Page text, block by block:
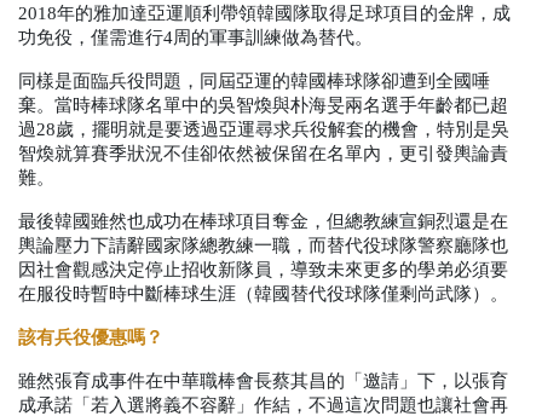
2018年的雅加達亞運順利帶領韓國隊取得足球項目的金牌，成
功免役，僅需進行4周的軍事訓練做為替代。
同樣是面臨兵役問題，同屆亞運的韓國棒球隊卻遭到全國唾
棄。當時棒球隊名單中的吳智煥與朴海旻兩名選手年齡都已超
過28歲，擺明就是要透過亞運尋求兵役解套的機會，特別是吳
智煥就算賽季狀況不佳卻依然被保留在名單內，更引發輿論責
難。
最後韓國雖然也成功在棒球項目奪金，但總教練宣銅烈還是在
輿論壓力下請辭國家隊總教練一職，而替代役球隊警察廳隊也
因社會觀感決定停止招收新隊員，導致未來更多的學弟必須要
在服役時暫時中斷棒球生涯（韓國替代役球隊僅剩尚武隊）。
該有兵役優惠嗎？
雖然張育成事件在中華職棒會長蔡其昌的「邀請」下，以張育
成承諾「若入選將義不容辭」作結，不過這次問題也讓社會再